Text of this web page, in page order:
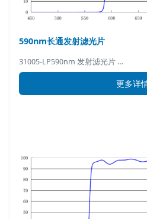
590nm长通发射滤光片
31005-LP590nm 发射滤光片 …
更多详